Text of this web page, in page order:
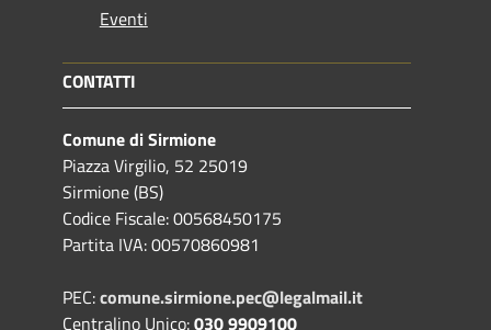
Eventi
CONTATTI
Comune di Sirmione
Piazza Virgilio, 52 25019
Sirmione (BS)
Codice Fiscale: 00568450175
Partita IVA: 00570860981
PEC:comune.sirmione.pec@legalmail.it
Centralino Unico:030 9909100